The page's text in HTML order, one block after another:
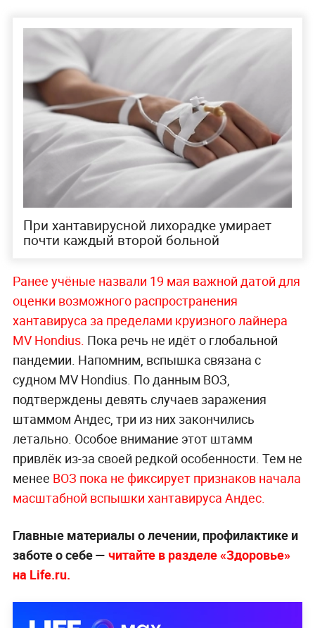
При хантавирусной лихорадке умирает
почти каждый второй больной
Ранее учёные назвали 19 мая важной датой для
оценки возможного распространения
хантавируса за пределами круизного лайнера
MV Hondius. Пока речь не идёт о глобальной
пандемии. Напомним, вспышка связана с
судном MV Hondius. По данным ВОЗ,
подтверждены девять случаев заражения
штаммом Андес, три из них закончились
летально. Особое внимание этот штамм
привлёк из-за своей редкой особенности. Тем не
менее ВОЗ пока не фиксирует признаков начала
масштабной вспышки хантавируса Андес.
Главные материалы о лечении, профилактике и
заботе о себе — читайте в разделе «Здоровье»
на Life.ru.